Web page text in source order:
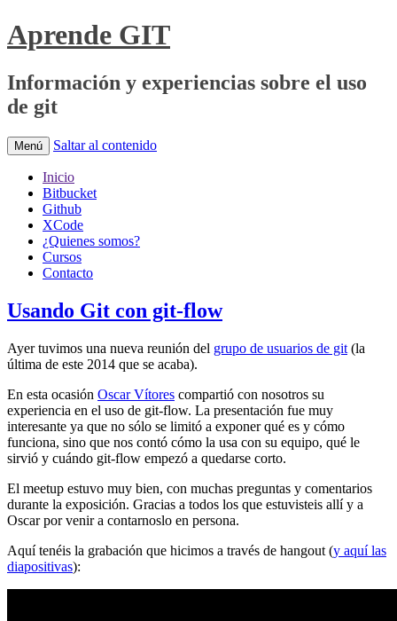
Aprende GIT
Información y experiencias sobre el uso
de git
Menú Saltar al contenido
Inicio
Bitbucket
Github
XCode
¿Quienes somos?
Cursos
Contacto
Usando Git con git-flow
Ayer tuvimos una nueva reunión del grupo de usuarios de git (la
última de este 2014 que se acaba).
En esta ocasión Oscar Vítores compartió con nosotros su
experiencia en el uso de git-flow. La presentación fue muy
interesante ya que no sólo se limitó a exponer qué es y cómo
funciona, sino que nos contó cómo la usa con su equipo, qué le
sirvió y cuándo git-flow empezó a quedarse corto.
El meetup estuvo muy bien, con muchas preguntas y comentarios
durante la exposición. Gracias a todos los que estuvisteis allí y a
Oscar por venir a contarnoslo en persona.
Aquí tenéis la grabación que hicimos a través de hangout (y aquí las
diapositivas):